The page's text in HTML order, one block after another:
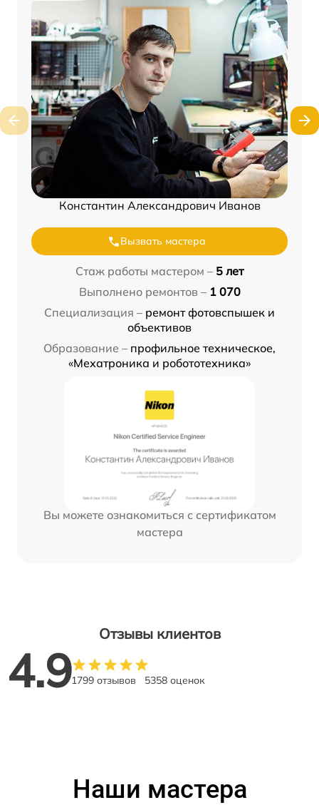
Константин Александрович Иванов
Вызвать мастера
Стаж работы мастером – 5 лет
Выполнено ремонтов – 1 070
Специализация – ремонт фотовспышек и
объективов
Образование – профильное техническое,
«Мехатроника и робототехника»
Вы можете ознакомиться с сертификатом
мастера
Отзывы клиентов
4.91799 отзывов 5358 оценок
Наши мастера